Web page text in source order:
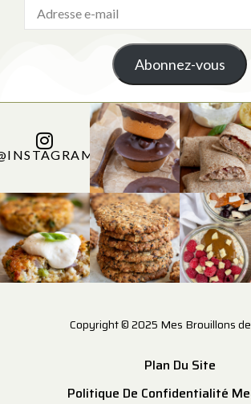
Abonnez-vous
Copyright © 2025 Mes Brouillons
Plan Du Site
Politique De Confidentialité